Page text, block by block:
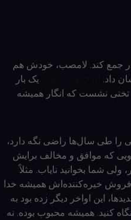
جمع کند. لامصب، خودش هم
داد.
یک بار
تختی نشست که انگار همیشه
را طی سال‌ها راضی نگه دارد،
که موافق و مخالف برایش
شما بخوانید نایاب. مثلاً
فروش خیره‌کننده‌اش همیشه خدا
و هم جدیدها، این اواخر دیگر زده بود به
کنید. همیشه محبوب بوده. نه